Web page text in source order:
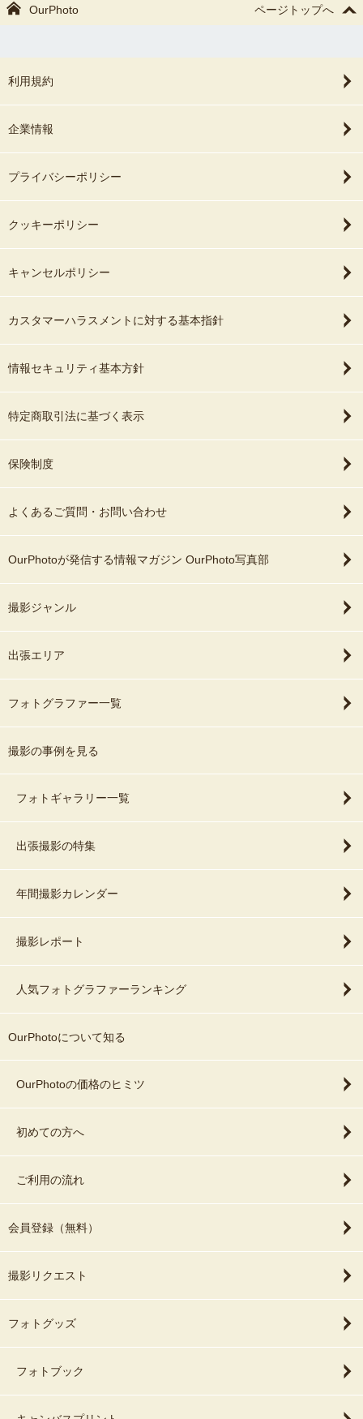
OurPhoto ページトップへ
利用規約
企業情報
プライバシーポリシー
クッキーポリシー
キャンセルポリシー
カスタマーハラスメントに対する基本指針
情報セキュリティ基本方針
特定商取引法に基づく表示
保険制度
よくあるご質問・お問い合わせ
OurPhotoが発信する情報マガジン OurPhoto写真部
撮影ジャンル
出張エリア
フォトグラファー一覧
撮影の事例を見る
フォトギャラリー一覧
出張撮影の特集
年間撮影カレンダー
撮影レポート
人気フォトグラファーランキング
OurPhotoについて知る
OurPhotoの価格のヒミツ
初めての方へ
ご利用の流れ
会員登録（無料）
撮影リクエスト
フォトグッズ
フォトブック